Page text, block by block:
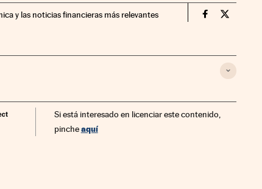
y las noticias financieras más relevantes Fortunas
Si está interesado en licenciar este contenido,
pincheaquí